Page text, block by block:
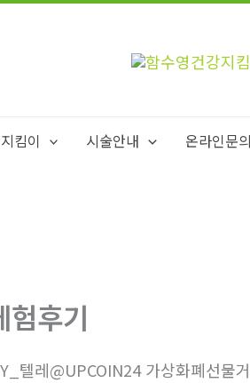
킴이 시술안내 온라인문의
험후기
텔레@UPCOIN24 가상화폐선물